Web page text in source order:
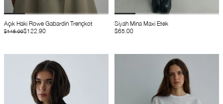
Açık Haki Rowe Gabardin Trençkot
$122.90
$145.00
Siyah Mina Maxi Etek
$65.00